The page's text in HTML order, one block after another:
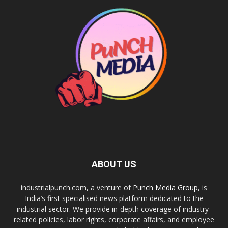
ABOUT US
industrialpunch.com, a venture of Punch Media Group, is
India’s first specialised news platform dedicated to the
industrial sector. We provide in-depth coverage of industry-
related policies, labor rights, corporate affairs, and employee